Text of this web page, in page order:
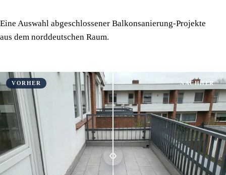
Eine Auswahl abgeschlossener Balkonsanierung-Projekte
aus dem norddeutschen Raum.
VORHER NACHHER